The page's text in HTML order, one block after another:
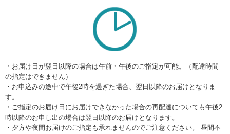
・お届け日が翌日以降の場合は午前・午後のご指定が可能。（配達時間
の指定はできません）
・お申込みの途中で午後2時を過ぎた場合、翌日以降のお届けとなりま
す。
・ご指定のお届け日にお届けできなかった場合の再配達についても午後2
時以降のお申し出の場合は翌日以降のお届けとなります。
・夕方や夜間お届けのご指定も承れませんのでご注意ください。 昼間不